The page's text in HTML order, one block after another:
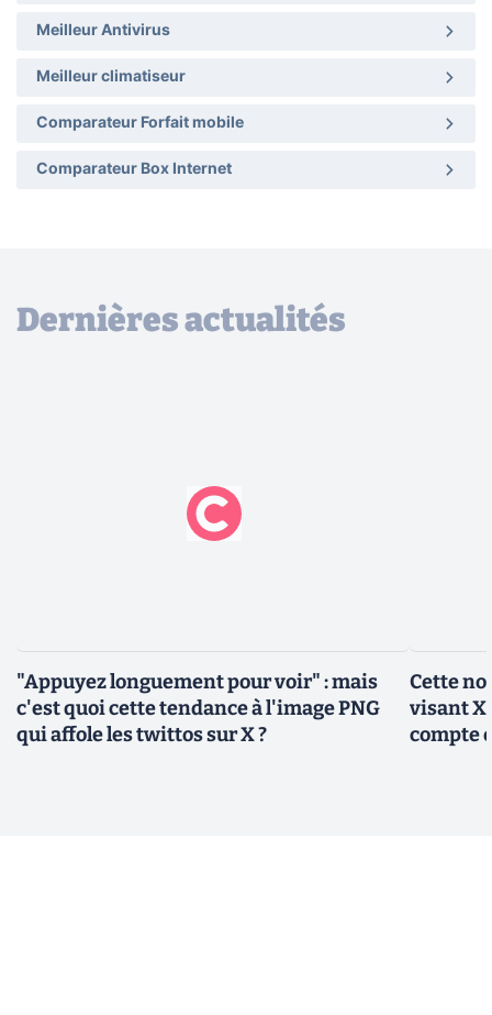
Meilleur Antivirus
Meilleur climatiseur
Comparateur Forfait mobile
Comparateur Box Internet
Dernières actualités
"Appuyez longuement pour voir" : mais
c'est quoi cette tendance à l'image PNG
qui affole les twittos sur X ?
Cette
visant X
compte